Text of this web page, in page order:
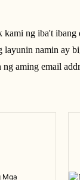
ng iba't
namin ay
aming email